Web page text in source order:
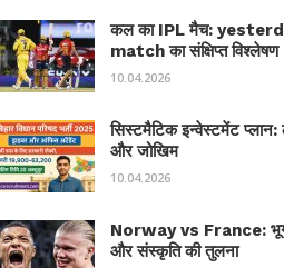
कल का IPL मैच:
match का संक्षिप्त विश्लेषण
10.04.2026
सिस्टमैटिक इन्वेस्टमेंट
और जोखिम
10.04.2026
Norway vs France:
और संस्कृति की तुलना